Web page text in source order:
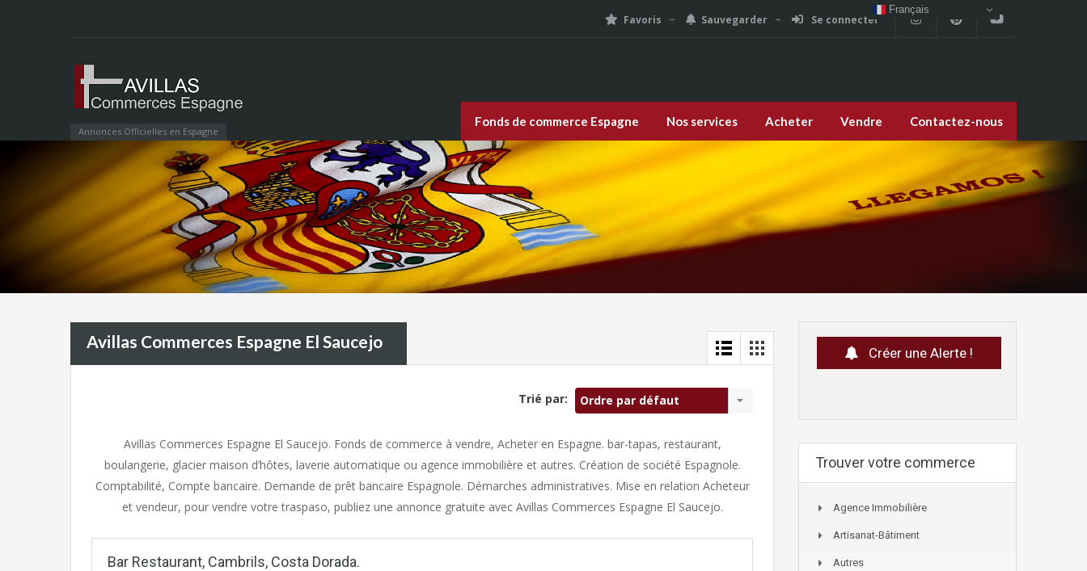
Favoris Sauvegarder Se connecter
Annonces Officielles en Espagne
Fonds de commerce Espagne Nos services Acheter Vendre Contactez-nous
Avillas Commerces Espagne El Saucejo
Trié par: Ordre par défaut
Avillas Commerces Espagne El Saucejo. Fonds de commerce à vendre, Acheter en Espagne. bar-tapas, restaurant,
boulangerie, glacier maison d’hôtes, laverie automatique ou agence immobilière et autres. Création de société Espagnole.
Comptabilité, Compte bancaire. Demande de prêt bancaire Espagnole. Démarches administratives. Mise en relation Acheteur
et vendeur, pour vendre votre traspaso, publiez une annonce gratuite avec Avillas Commerces Espagne El Saucejo.
Bar Restaurant, Cambrils, Costa Dorada.
Créer une Alerte !
Trouver votre commerce
Agence Immobilière
Artisanat-Bâtiment
Autres
Français